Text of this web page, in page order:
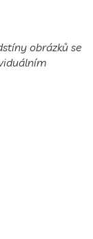
obrázků se